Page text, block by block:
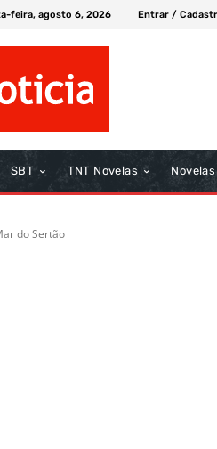
feira, agosto 6, 2026 Entrar /
SBT TNT Novelas
do Sertão